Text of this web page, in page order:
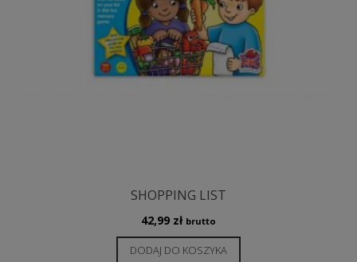
SHOPPING LIST
42,99 zł brutto
DODAJ DO KOSZYKA